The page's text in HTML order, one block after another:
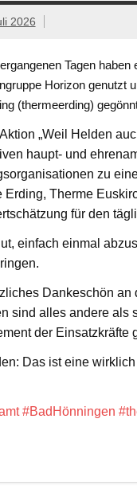
2026
Tagen
Horizon genutzt
(thermeerding)
„Weil Helden
haupt- und
zu
Erding, Therme
für den
einfach einmal
Dankeschön
sind alles andere als
der Einsatzkräfte
Das ist eine
#BadHönningen